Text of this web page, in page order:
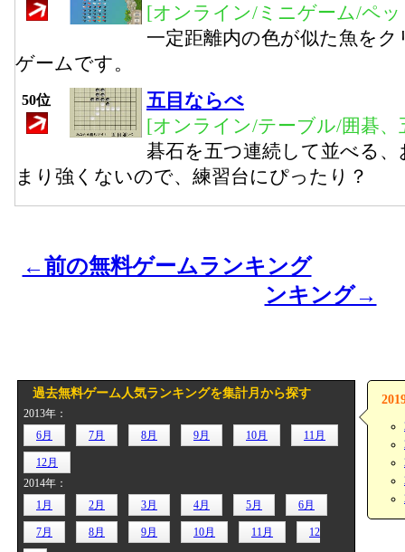
[オンライン/ミニゲーム/ペ
一定距離内の色が似た魚を
ゲームです。
50位
五目ならべ
[オンライン/テーブル/囲碁、
碁石を五つ連続して並べる
まり強くないので、練習台にぴったり？
←前の無料ゲームランキング
ンキング→
過去無料ゲーム人気ランキングを集計月から探す
2013年：
6月
7月 8月 9月 10月 11月
12月
2014年：
1月
2月 3月 4月 5月 6月
7月 8月 9月 10月 11月 12